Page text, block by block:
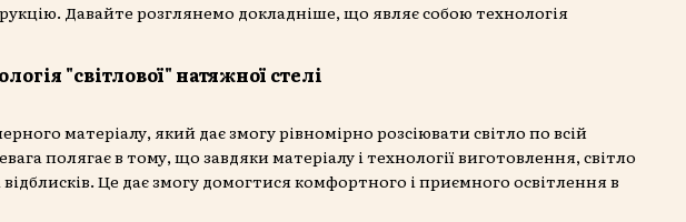
Давайте розглянемо докладніше, що являє собою технологія
"світлової" натяжної стелі
матеріалу, який дає змогу рівномірно розсіювати світло по всій
полягає в тому, що завдяки матеріалу і технології виготовлення, світло
Це дає змогу домогтися комфортного і приємного освітлення в